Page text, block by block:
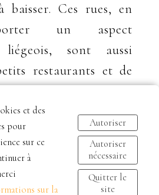
baisser. Ces rues, en
un aspect
liégeois, sont aussi
restaurants et de
en amoureux. Nous
en nous réchauffant
ou chocolat chaud,
de la Maison du Peket,
et des
pour
sur ce
à
sur la
Autoriser
Autoriser
nécessaire
Quitter le
site